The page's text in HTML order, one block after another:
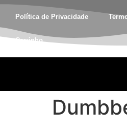
Política de Privacidade
Carrinho